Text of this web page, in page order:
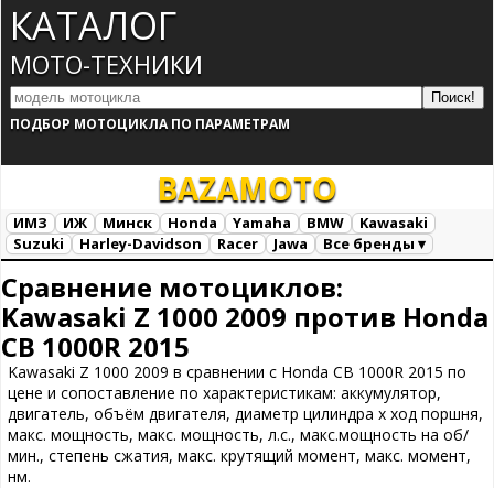
КАТАЛОГ
МОТО-ТЕХНИКИ
ПОДБОР МОТОЦИКЛА ПО ПАРАМЕТРАМ
BAZAMOTO
ИМЗ ИЖ Минск Honda Yamaha BMW
Kawasaki
Suzuki
Harley-Davidson Racer Jawa
Все бренды ▾
Сравнение мотоциклов:
Kawasaki Z 1000 2009 против Honda
CB 1000R 2015
Kawasaki Z 1000 2009 в сравнении с Honda CB 1000R 2015 по
цене и сопоставление по характеристикам: аккумулятор,
двигатель, объём двигателя, диаметр цилиндра х ход поршня,
макс. мощность, макс. мощность, л.с., макс.мощность на об/
мин., степень сжатия, макс. крутящий момент, макс. момент,
нм.